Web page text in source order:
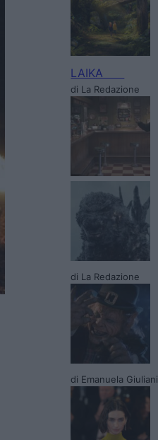
LAIKA
di La Redazione
di La Redazione
di Emanuela Giuliani